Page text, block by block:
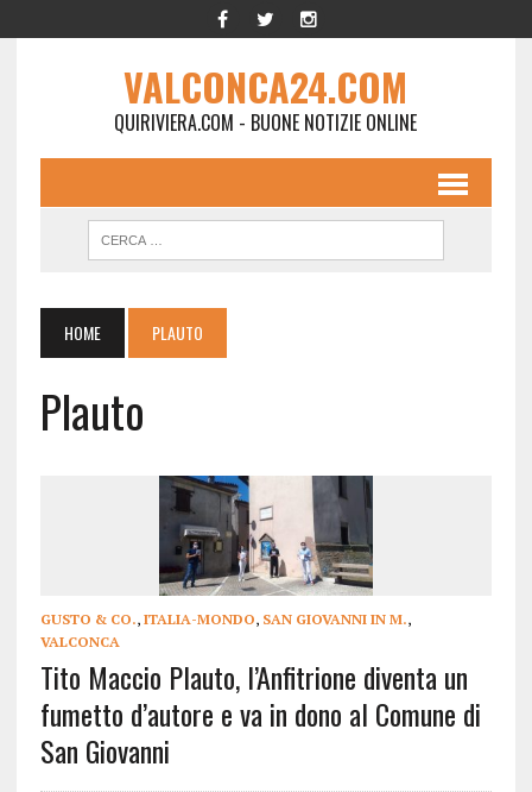
VALCONCA24.COM
QUIRIVIERA.COM - BUONE NOTIZIE ONLINE
HOME PLAUTO
Plauto
GUSTO & CO., ITALIA-MONDO, SAN GIOVANNI IN M.,
VALCONCA
Tito Maccio Plauto, l’Anfitrione diventa un
fumetto d’autore e va in dono al Comune di
San Giovanni